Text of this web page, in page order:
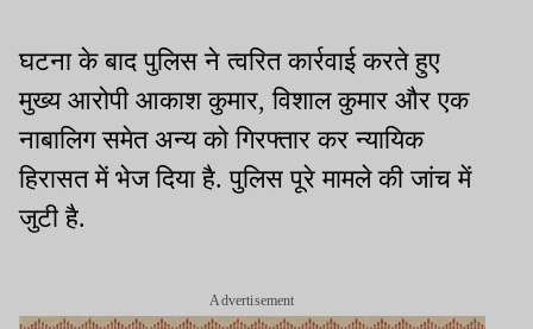
घटना के बाद पुलिस ने त्वरित कार्रवाई करते हुए
मुख्य आरोपी आकाश कुमार, विशाल कुमार और एक
नाबालिग समेत अन्य को गिरफ्तार कर न्यायिक
हिरासत में भेज दिया है. पुलिस पूरे मामले की जांच में
जुटी है.
Advertisement